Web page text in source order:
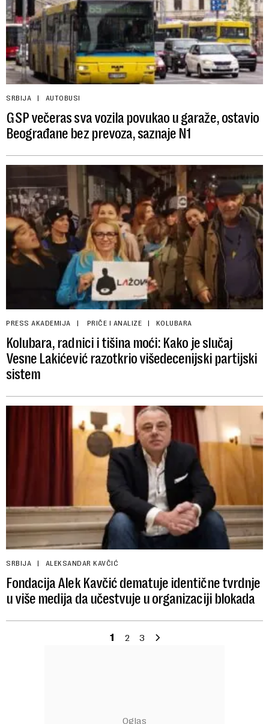
SRBIJA AUTOBUSI
GSP večeras sva vozila povukao u garaže, ostavio
Beograđane bez prevoza, saznaje N1
PRESS AKADEMIJA PRIČE I ANALIZE KOLUBARA
Kolubara, radnici i tišina moći: Kako je slučaj
Vesne Lakićević razotkrio višedecenijski partijski
sistem
SRBIJA ALEKSANDAR KAVČIĆ
Fondacija Alek Kavčić dematuje identične tvrdnje
u više medija da učestvuje u organizaciji blokada
1 2 3